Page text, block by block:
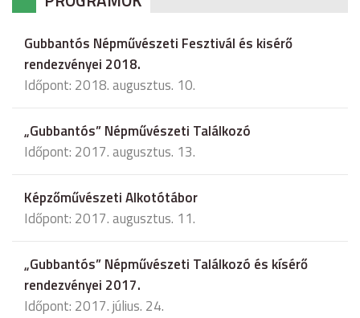
Gubbantós Népművészeti Fesztivál és kisérő
rendezvényei 2018.
Időpont: 2018. augusztus. 10.
„Gubbantós” Népművészeti Találkozó
Időpont: 2017. augusztus. 13.
Képzőművészeti Alkotótábor
Időpont: 2017. augusztus. 11.
„Gubbantós” Népművészeti Találkozó és kísérő
rendezvényei 2017.
Időpont: 2017. július. 24.